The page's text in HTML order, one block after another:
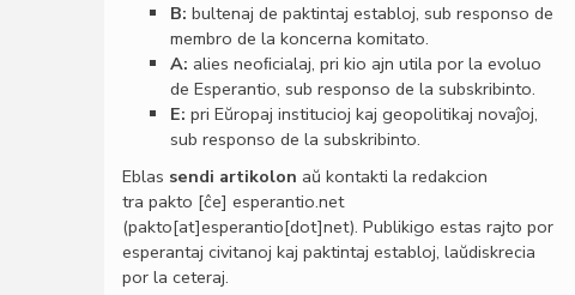
B: bultenaj de paktintaj establoj, sub responso de
membro de la koncerna komitato.
A: alies neoﬁcialaj, pri kio ajn utila por la evoluo
de Esperantio, sub responso de la subskribinto.
E: pri Eŭropaj institucioj kaj geopolitikaj novaĵoj,
sub responso de la subskribinto.
Eblas sendi artikolon aŭ kontakti la redakcion
tra pakto [ĉe] esperantio.net
(pakto[at]esperantio[dot]net). Publikigo estas rajto por
esperantaj civitanoj kaj paktintaj establoj, laŭdiskrecia
por la ceteraj.